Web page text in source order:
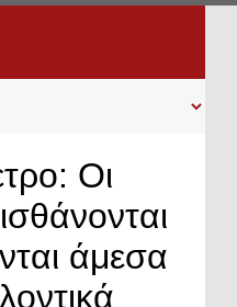
Οι
άμεσα